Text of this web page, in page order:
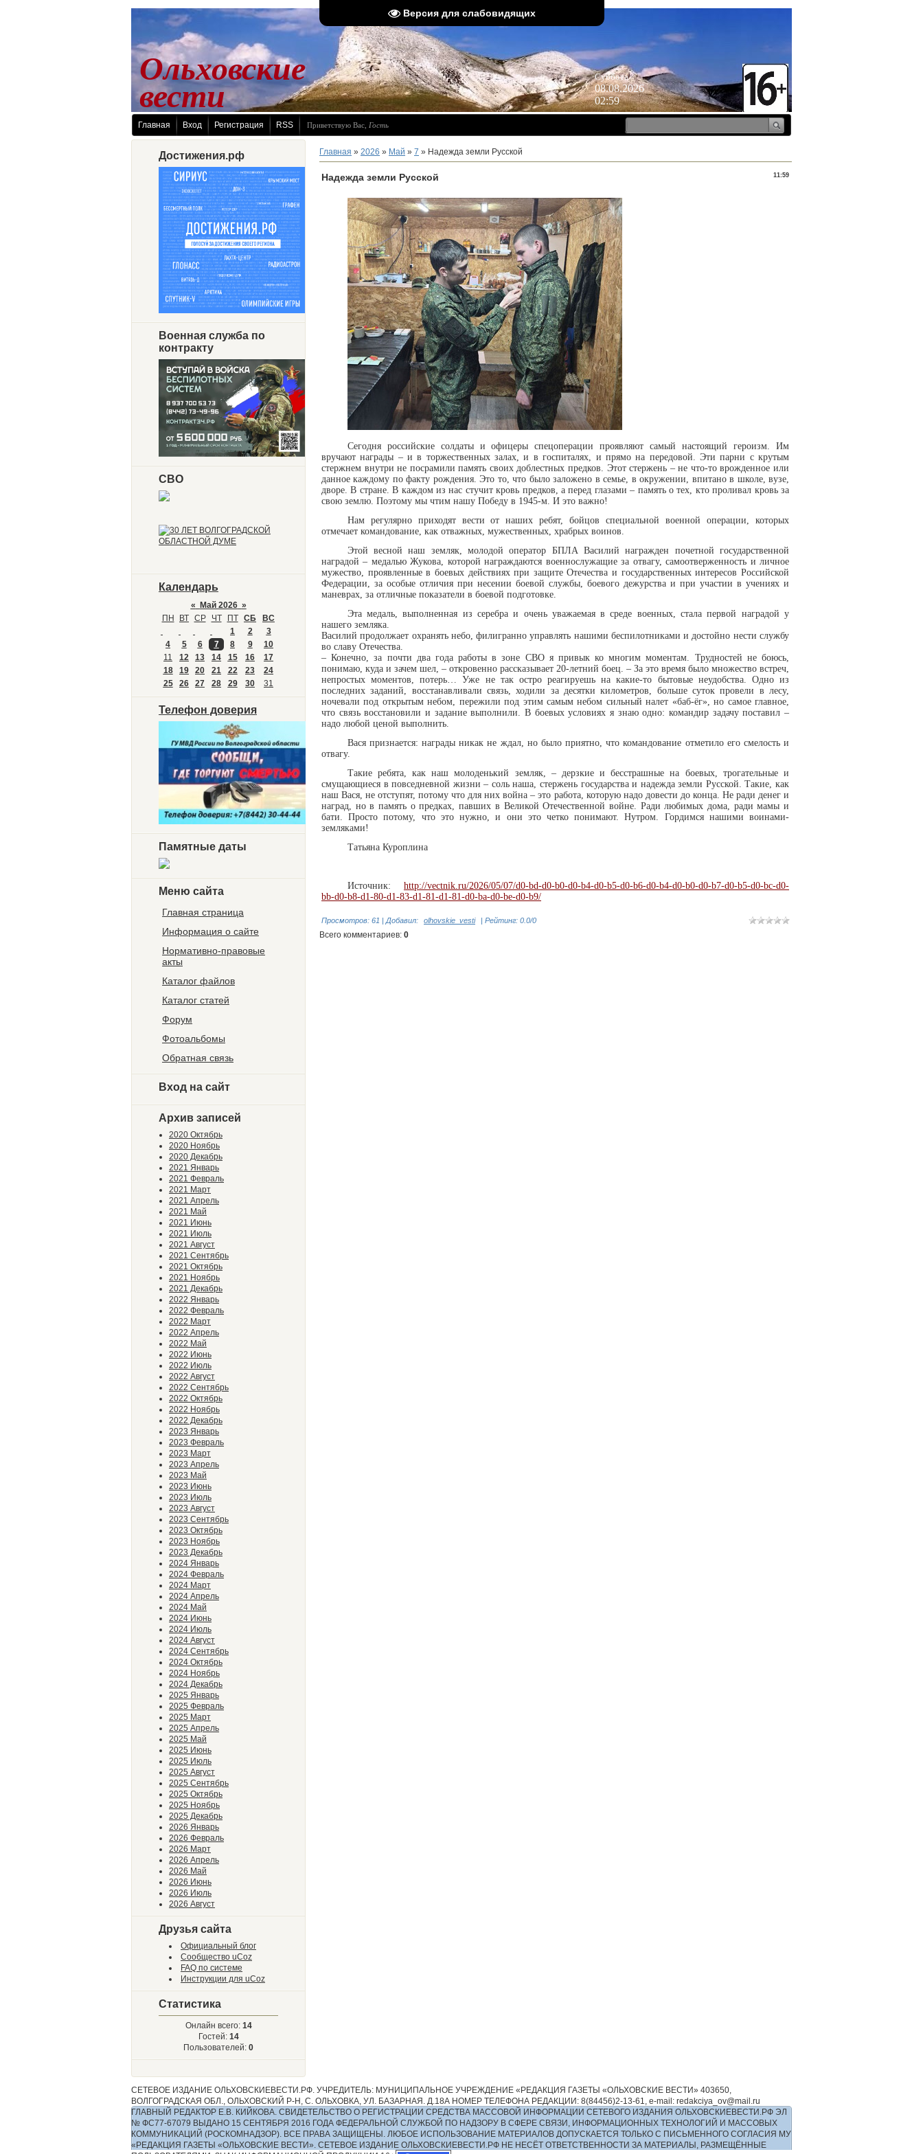
Версия для слабовидящих
Суббота
08.08.2026
02:59
Ольховские
вести
Главная Вход Регистрация RSS Приветствую Вас Гость
Достижения.рф
Военная служба по
контракту
СВО
Календарь
« Май 2026 »
ПН
ВТ СР ЧТ ПТ СБ
ВС
1
2
3
4
5 6 7 8 9
10
11
12 13 14 15 16
17
18
19 20 21 22 23
24
25
26 27 28 29 30 31
Телефон доверия
Памятные даты
Меню сайта
Главная страница
Информация о сайте
Нормативно-правовые
акты
Каталог файлов
Каталог статей
Форум
Фотоальбомы
Обратная связь
Вход на сайт
Архив записей
2020 Октябрь
2020 Ноябрь
2020 Декабрь
2021 Январь
2021 Февраль
2021 Март
2021 Апрель
2021 Май
2021 Июнь
2021 Июль
2021 Август
2021 Сентябрь
2021 Октябрь
2021 Ноябрь
2021 Декабрь
2022 Январь
2022 Февраль
2022 Март
2022 Апрель
2022 Май
2022 Июнь
2022 Июль
2022 Август
2022 Сентябрь
2022 Октябрь
2022 Ноябрь
2022 Декабрь
2023 Январь
2023 Февраль
2023 Март
2023 Апрель
2023 Май
2023 Июнь
2023 Июль
2023 Август
2023 Сентябрь
2023 Октябрь
2023 Ноябрь
2023 Декабрь
2024 Январь
2024 Февраль
2024 Март
2024 Апрель
2024 Май
2024 Июнь
2024 Июль
2024 Август
2024 Сентябрь
2024 Октябрь
2024 Ноябрь
2024 Декабрь
2025 Январь
2025 Февраль
2025 Март
2025 Апрель
2025 Май
2025 Июнь
2025 Июль
2025 Август
2025 Сентябрь
2025 Октябрь
2025 Ноябрь
2025 Декабрь
2026 Январь
2026 Февраль
2026 Март
2026 Апрель
2026 Май
2026 Июнь
2026 Июль
2026 Август
Друзья сайта
Официальный блог
Сообщество uCoz
FAQ по системе
Инструкции для uCoz
Статистика
Онлайн всего: 14
Гостей: 14
Пользователей: 0
Главная » 2026 » Май » 7 » Надежда земли Русской
11:59
Надежда земли Русской
Сегодня российские солдаты и офицеры спецоперации проявляют самый настоящий героизм. Им
вручают награды – и в торжественных залах, и в госпиталях, и прямо на передовой. Эти парни с крутым
стержнем внутри не посрамили память своих доблестных предков. Этот стержень – не что-то врожденное или
данное каждому по факту рождения. Это то, что было заложено в семье, в окружении, впитано в школе, вузе,
дворе. В стране. В каждом из нас стучит кровь предков, а перед глазами – память о тех, кто проливал кровь за
свою землю. Поэтому мы чтим нашу Победу в 1945-м. И это важно!
Нам регулярно приходят вести от наших ребят, бойцов специальной военной операции, которых
отмечает командование, как отважных, мужественных, храбрых воинов.
Этой весной наш земляк, молодой оператор БПЛА Василий награжден почетной государственной
наградой – медалью Жукова, которой награждаются военнослужащие за отвагу, самоотверженность и личное
мужество, проявленные в боевых действиях при защите Отечества и государственных интересов Российской
Федерации, за особые отличия при несении боевой службы, боевого дежурства и при участии в учениях и
маневрах, за отличные показатели в боевой подготовке.
Эта медаль, выполненная из серебра и очень уважаемая в среде военных, стала первой наградой у
нашего земляка.
Василий продолжает охранять небо, филигранно управлять нашими беспилотниками и достойно нести службу
во славу Отечества.
– Конечно, за почти два года работы в зоне СВО я привык ко многим моментам. Трудностей не боюсь,
понимаю, куда и зачем шел, – откровенно рассказывает 20-летний боец. – За это время было множество встреч,
непростых моментов, потерь… Уже не так остро реагируешь на какие-то бытовые неудобства. Одно из
последних заданий, восстанавливали связь, ходили за десятки километров, больше суток провели в лесу,
ночевали под открытым небом, пережили под этим самым небом сильный налет «баб-ёг», но самое главное,
что связь восстановили и задание выполнили. В боевых условиях я знаю одно: командир задачу поставил –
надо любой ценой выполнить.
Вася признается: награды никак не ждал, но было приятно, что командование отметило его смелость и
отвагу.
Такие ребята, как наш молоденький земляк, – дерзкие и бесстрашные на боевых, трогательные и
смущающиеся в повседневной жизни – соль наша, стержень государства и надежда земли Русской. Такие, как
наш Вася, не отступят, потому что для них война – это работа, которую надо довести до конца. Не ради денег и
наград, но в память о предках, павших в Великой Отечественной войне. Ради любимых дома, ради мамы и
бати. Просто потому, что это нужно, и они это четко понимают. Нутром. Гордимся нашими воинами-
земляками!
Татьяна Куроплина
Источник: http://vectnik.ru/2026/05/07/d0-bd-d0-b0-d0-b4-d0-b5-d0-b6-d0-b4-d0-b0-d0-b7-d0-b5-d0-bc-d0-
bb-d0-b8-d1-80-d1-83-d1-81-d1-81-d0-ba-d0-be-d0-b9/
Просмотров: 61 | Добавил: olhovskie_vesti | Рейтинг: 0.0/0
Всего комментариев: 0
СЕТЕВОЕ ИЗДАНИЕ ОЛЬХОВСКИЕВЕСТИ.РФ. УЧРЕДИТЕЛЬ: МУНИЦИПАЛЬНОЕ УЧРЕЖДЕНИЕ «РЕДАКЦИЯ ГАЗЕТЫ «ОЛЬХОВСКИЕ ВЕСТИ» 403650,
ВОЛГОГРАДСКАЯ ОБЛ., ОЛЬХОВСКИЙ Р-Н, С. ОЛЬХОВКА, УЛ. БАЗАРНАЯ. Д.18А НОМЕР ТЕЛЕФОНА РЕДАКЦИИ: 8(84456)2-13-61, e-mail: redakciya_ov@mail.ru
ГЛАВНЫЙ РЕДАКТОР Е.В. КИЙКОВА. СВИДЕТЕЛЬСТВО О РЕГИСТРАЦИИ СРЕДСТВА МАССОВОЙ ИНФОРМАЦИИ СЕТЕВОГО ИЗДАНИЯ ОЛЬХОВСКИЕВЕСТИ.РФ ЭЛ
№ ФС77-67079 ВЫДАНО 15 СЕНТЯБРЯ 2016 ГОДА ФЕДЕРАЛЬНОЙ СЛУЖБОЙ ПО НАДЗОРУ В СФЕРЕ СВЯЗИ, ИНФОРМАЦИОННЫХ ТЕХНОЛОГИЙ И МАССОВЫХ
КОММУНИКАЦИЙ (РОСКОМНАДЗОР). ВСЕ ПРАВА ЗАЩИЩЕНЫ. ЛЮБОЕ ИСПОЛЬЗОВАНИЕ МАТЕРИАЛОВ ДОПУСКАЕТСЯ ТОЛЬКО С ПИСЬМЕННОГО СОГЛАСИЯ МУ
«РЕДАКЦИЯ ГАЗЕТЫ «ОЛЬХОВСКИЕ ВЕСТИ». СЕТЕВОЕ ИЗДАНИЕ ОЛЬХОВСКИЕВЕСТИ.РФ НЕ НЕСЁТ ОТВЕТСТВЕННОСТИ ЗА МАТЕРИАЛЫ, РАЗМЕЩЁННЫЕ